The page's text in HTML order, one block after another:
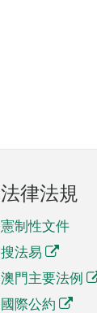
法律法規
憲制性文件
搜法易
澳門主要法例
國際公約